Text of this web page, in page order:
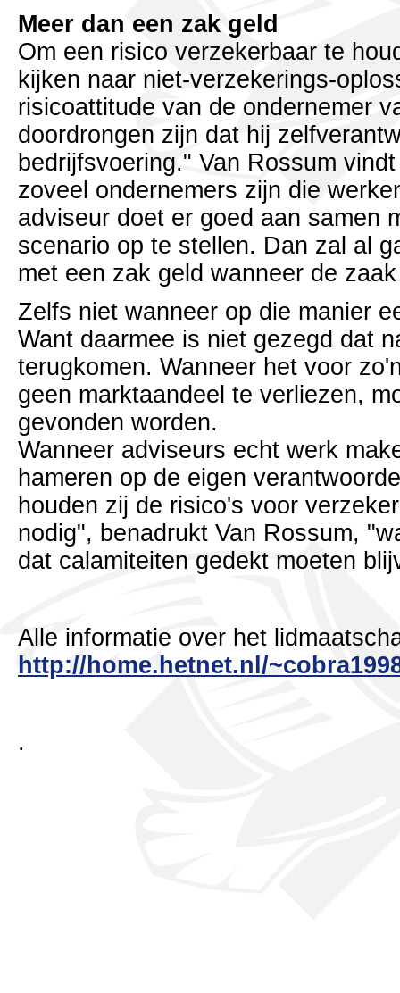
Meer dan een zak geld
Om een risico verzekerbaar te
kijken naar niet-verzekerings-
risicoattitude van de ondernemer
doordrongen zijn dat hij
bedrijfsvoering." Van Rossum
zoveel ondernemers zijn die
adviseur doet er goed aan samen
scenario op te stellen. Dan zal al
met een zak geld wanneer de
Zelfs niet wanneer op die manier
Want daarmee is niet gezegd dat
terugkomen. Wanneer het voor
geen marktaandeel te verliezen,
gevonden worden.
Wanneer adviseurs echt werk
hameren op de eigen
houden zij de risico's voor
nodig", benadrukt Van Rossum,
dat calamiteiten gedekt moeten
Alle informatie over het
http://home.hetnet.nl/
.